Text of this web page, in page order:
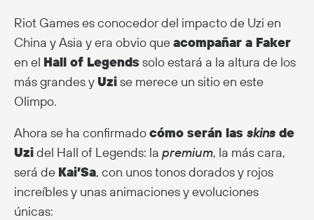
Riot Games es conocedor del impacto de Uzi en
China y Asia y era obvio queacompañar a Faker
en el Hall of Legends solo estará a la altura de los
más grandes y Uzise merece un sitio en este
Olimpo.
Ahora se ha confirmadocómo serán las skins de
Uzidel Hall of Legends: la premium, la más cara,
será de Kai’Sa, con unos tonos dorados y rojos
increíbles y unas animaciones y evoluciones
únicas: